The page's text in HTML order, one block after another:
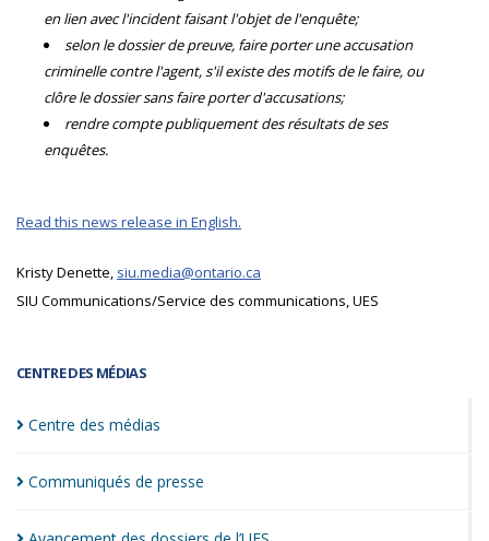
CENTRE DES MÉDIAS
Centre des médias
Communiqués de presse
en lien avec l'incident faisant l'objet de l'enquête;
selon le dossier de preuve, faire porter une accusation
criminelle contre l'agent, s'il existe des motifs de le faire, ou
clôre le dossier sans faire porter d'accusations;
rendre compte publiquement des résultats de ses
enquêtes.
Read this news release in English.
Kristy Denette, siu.media@ontario.ca
SIU Communications/Service des communications, UES